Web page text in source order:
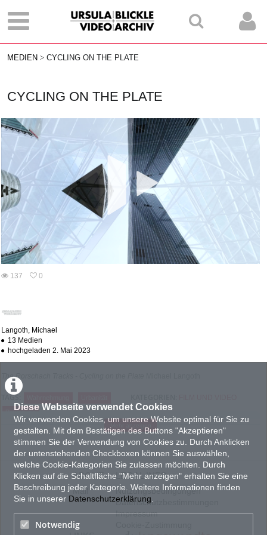
Diese Webseite verwendet Cookies
Wir verwenden Cookies, um unsere Website optimal für Sie zu
gestalten. Mit dem Bestätigen des Buttons "Akzeptieren"
stimmen Sie der Verwendung von Cookies zu. Durch Anklicken
der untenstehenden Checkboxen können Sie auswählen,
welche Cookie-Kategorien Sie zulassen möchten. Durch
Klicken auf die Schaltfläche "Mehr anzeigen" erhalten Sie eine
Beschreibung jeder Kategorie. Weitere Informationen finden
Sie in unserer Datenschutzerklärung
Notwendig
MEDIEN CYCLING ON THE PLATE
CYCLING ON THE PLATE
137
0
Langoth, Michael
13 Medien
hochgeladen 2. Mai 2023
The Rorschach Tracks - Cycling on the Plate
TAGS:
Bewegung
PRODUKTIONSLAND
AT : Österreich
PRODUKTIONSJAHR
2023
TON
mit Ton
FORMAT
ABOUT
Mail
LEGAL INFO
Nutzungsbedingungen
Datenschutzbestimmungen
Impressum